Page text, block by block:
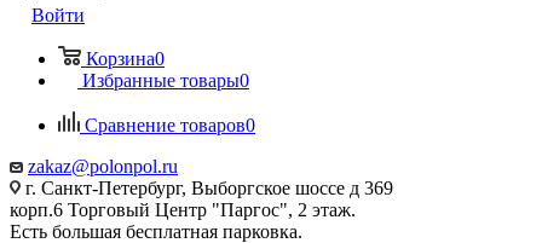
Войти
Корзина0
Избранные товары0
Сравнение товаров0
zakaz@polonpol.ru
г. Санкт-Петербург, Выборгское шоссе д 369
корп.6 Торговый Центр "Паргос", 2 этаж.
Есть большая бесплатная парковка.